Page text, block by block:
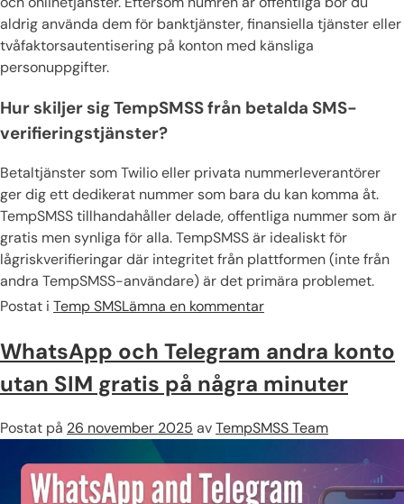
aldrig använda dem för banktjänster, finansiella tjänster eller
tvåfaktorsautentisering på konton med känsliga
personuppgifter.
Hur skiljer sig TempSMSS från betalda SMS-
verifieringstjänster?
Betaltjänster som Twilio eller privata nummerleverantörer
ger dig ett dedikerat nummer som bara du kan komma åt.
TempSMSS tillhandahåller delade, offentliga nummer som är
gratis men synliga för alla. TempSMSS är idealiskt för
lågriskverifieringar där integritet från plattformen (inte från
andra TempSMSS-användare) är det primära problemet.
Postat i Temp SMSLämna en kommentar
WhatsApp och Telegram andra konto
utan SIM gratis på några minuter
Postat på 26 november 2025 avTempSMSS Team